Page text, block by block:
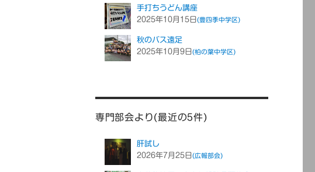
手打ちうどん講座
2025年10月15日(豊四季中学区)
秋のバス遠足
2025年10月9日(柏の葉中学区)
専門部会より(最近の5件)
肝試し
2026年7月25日(広報部会)